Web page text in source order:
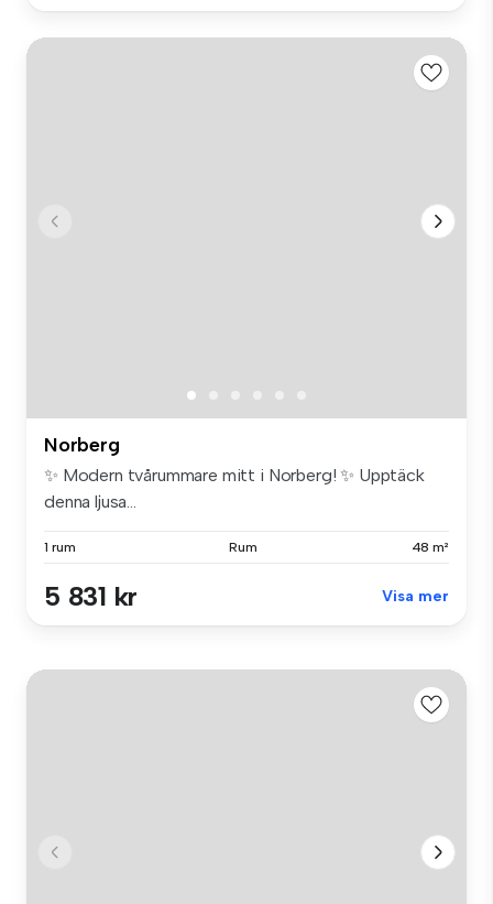
Norberg
✨ Modern tvårummare mitt i Norberg! ✨ Upptäck
denna ljusa...
1 rum Rum 48 m²
5 831 kr Visa mer